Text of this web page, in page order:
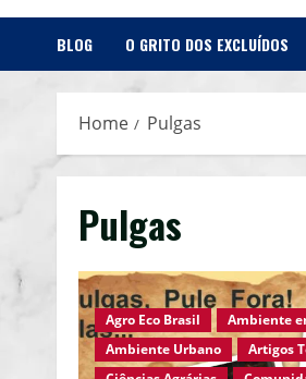
BLOG O GRITO DOS EXCLUÍDOS
Home Pulgas
Pulgas
Agro Eco Brasil Ambiente
Ambiente Urbano
Artigos